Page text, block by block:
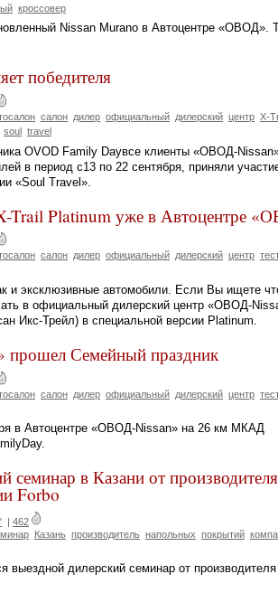
кроссовер
Nissan Murano в Автоцентре «ОВОД».
победителя
салон дилер официальный дилерский центр X-
soul travel
OVOD Family Dayвсе клиенты «ОВОД-
в период с13 по 22 сентября, приняли
«Soul Travel».
Trail Platinum уже в Автоцентре
салон дилер официальный дилерский центр
и эксклюзивные автомобили. Если Вы ищете
в официальный дилерский центр «ОВОД-
Икс-Трейл) в специальной версии Platinum.
Семейный праздник
салон дилер официальный дилерский центр
в Автоцентре «ОВОД-Nissan» на 26 км МКАД
семинар в Казани от производителя
Forbo
| 462
Казань производитель напольных покрытий
выездной дилерский семинар от производителя